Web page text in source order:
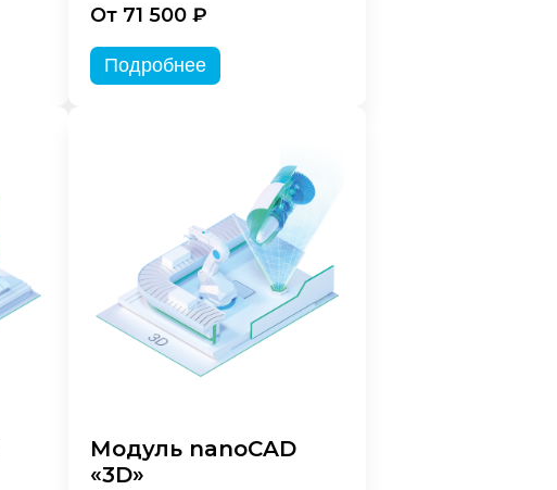
От 71 500 ₽
Подробнее
Модуль nanoCAD
«3D»